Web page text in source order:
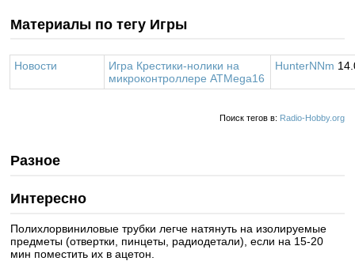
Материалы по тегу Игры
Новости
Игра Крестики-нолики на
микроконтроллере ATMega16
HunterNNm
Поиск тегов в: Radio-Hobby.org
Разное
Интересно
Полихлорвиниловые трубки легче натянуть на изолируемые
предметы (отвертки, пинцеты, радиодетали), если на 15-20
мин поместить их в ацетон.